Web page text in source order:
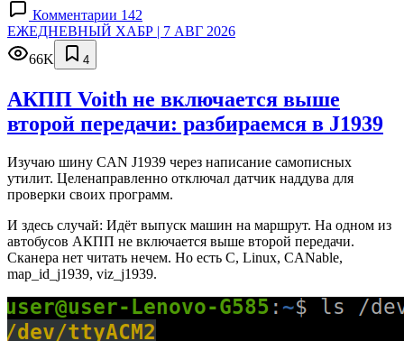
Комментарии 142
ЕЖЕДНЕВНЫЙ ХАБР | 7 АВГ 2026
66K
4
АКПП Voith не включается выше
второй передачи: разбираемся в J1939
Изучаю шину CAN J1939 через написание самописных
утилит. Целенаправленно отключал датчик наддува для
проверки своих программ.
И здесь случай: Идёт выпуск машин на маршрут. На одном из
автобусов АКПП не включается выше второй передачи.
Сканера нет читать нечем. Но есть C, Linux, CANable,
map_id_j1939, viz_j1939.